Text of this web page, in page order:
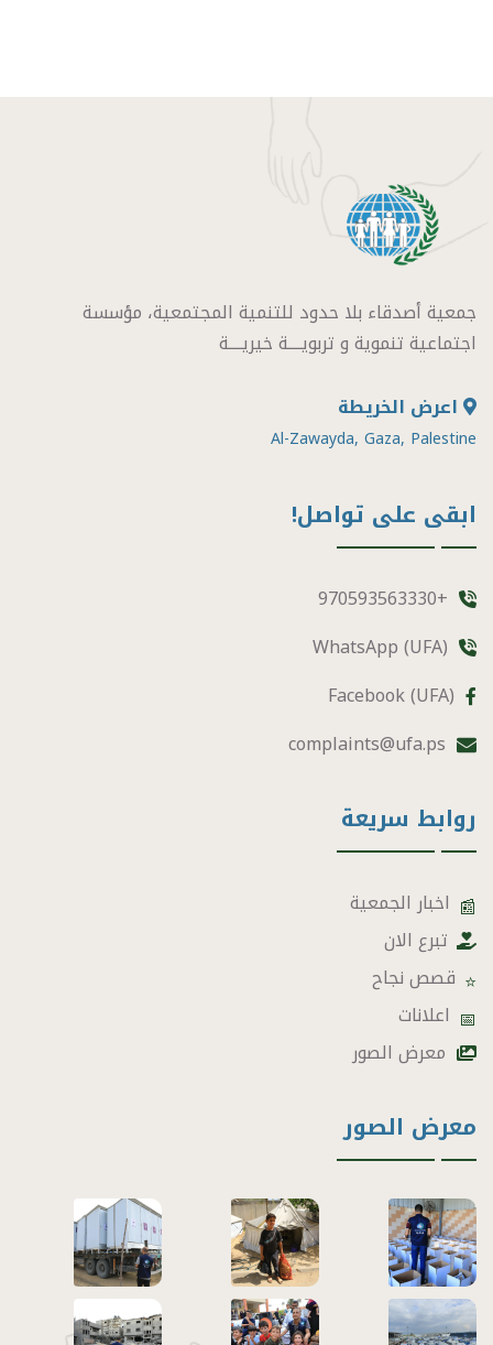
جمعية أصدقاء بلا حدود للتنمية المجتمعية، مؤسسة
اجتماعية تنموية و تربويــــة خيريــــة
اعرض الخريطة
Al-Zawayda, Gaza, Palestine
ابقى على تواصل!
+970593563330
WhatsApp (UFA)
Facebook (UFA)
complaints@ufa.ps
روابط سريعة
📰 اخبار الجمعية
تبرع الان
⭐ قصص نجاح
📅 اعلانات
معرض الصور
معرض الصور